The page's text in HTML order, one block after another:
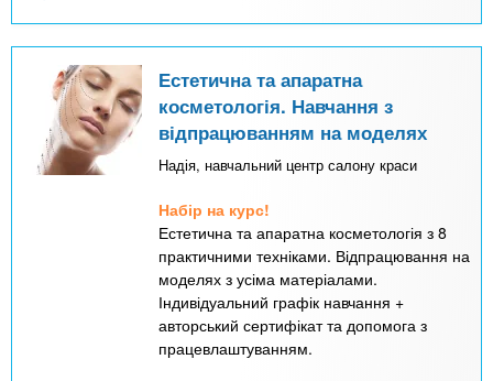
Естетична та апаратна
косметологія. Навчання з
відпрацюванням на моделях
Надія, навчальний центр салону краси
Набір на курс!
Естетична та апаратна косметологія з 8
практичними техніками. Відпрацювання на
моделях з усіма матеріалами.
Індивідуальний графік навчання +
авторський сертифікат та допомога з
працевлаштуванням.